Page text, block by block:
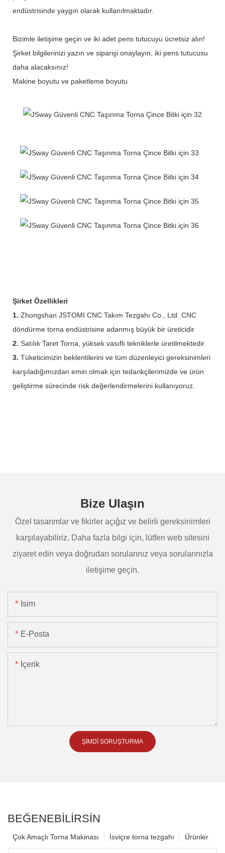
endüstrisinde yaygın olarak kullanılmaktadır.
Bizimle iletişime geçin ve iki adet pens tutucuyu ücretsiz alın!
Şirket bilgilerinizi yazın ve siparişi onaylayın, iki pens tutucusu
daha alacaksınız!
Makine boyutu ve paketleme boyutu
Şirket Özellikleri
1. Zhongshan JSTOMI CNC Takım Tezgahı Co., Ltd. CNC
döndürme torna endüstrisine adanmış büyük bir üreticidir.
2. Satılık Taret Torna, yüksek vasıflı tekniklerle üretilmektedir.
3. Tüketicimizin beklentilerini ve tüm düzenleyici gereksinimleri
karşıladığımızdan emin olmak için tedarikçilerimizde ve ürün
geliştirme sürecinde risk değerlendirmelerini kullanıyoruz.
Bize Ulaşın
Özel tasarımlar ve fikirler açığız ve belirli gereksinimleri
karşılayabiliriz. Daha fazla bilgi için, lütfen web sitesini
ziyaret edin veya doğrudan sorularınız veya sorularınızla
iletişime geçin.
Isim
E-Posta
Içerik
ŞIMDI SORUŞTURMA
BEĞENEBILIRSIN
Ürünler
İsviçre torna tezgahı
Çok Amaçlı Torna Makinası